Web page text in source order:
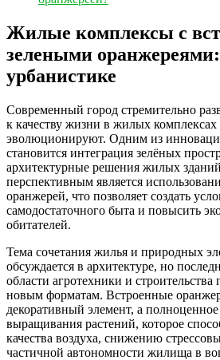
Жилые комплексы с
зелеными
урбанистике
Современный город стремительно
к качеству жизни в жилых комплексах
эволюционируют. Одним из
становится интеграция зелёных
архитектурные решения жилых
перспективным является
оранжерей, что позволяет создать
самодостаточного быта и повысить
обитателей.
Тема сочетания жилья и природных
обсуждается в архитектуре, но
области агротехники и
новым форматам. Встроенные
декоративный элемент, а
выращивания растений, которое
качества воздуха, снижению
частичной автономности жилища в